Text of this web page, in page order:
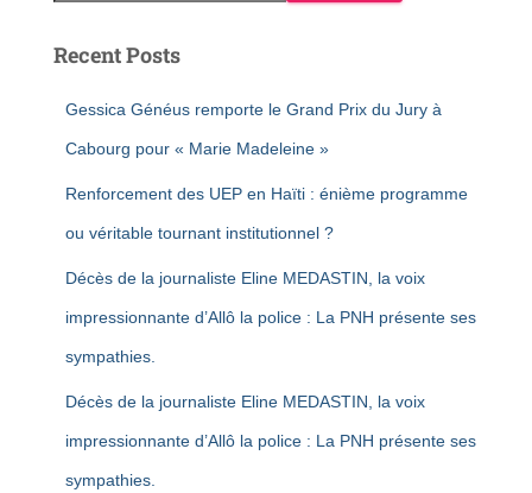
Recent Posts
Gessica Généus remporte le Grand Prix du Jury à
Cabourg pour « Marie Madeleine »
Renforcement des UEP en Haïti : énième programme
ou véritable tournant institutionnel ?
Décès de la journaliste Eline MEDASTIN, la voix
impressionnante d’Allô la police : La PNH présente ses
sympathies.
Décès de la journaliste Eline MEDASTIN, la voix
impressionnante d’Allô la police : La PNH présente ses
sympathies.